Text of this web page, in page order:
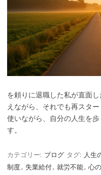
を頼りに退職した私が直面
えながら、それでも再スタ
使いながら、自分の人生を
す。
カテゴリー: ブログ タグ: 人生
制度, 失業給付, 就労不能, 心